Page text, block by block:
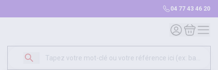
04 77 43 46 20
Mon compte
Mon